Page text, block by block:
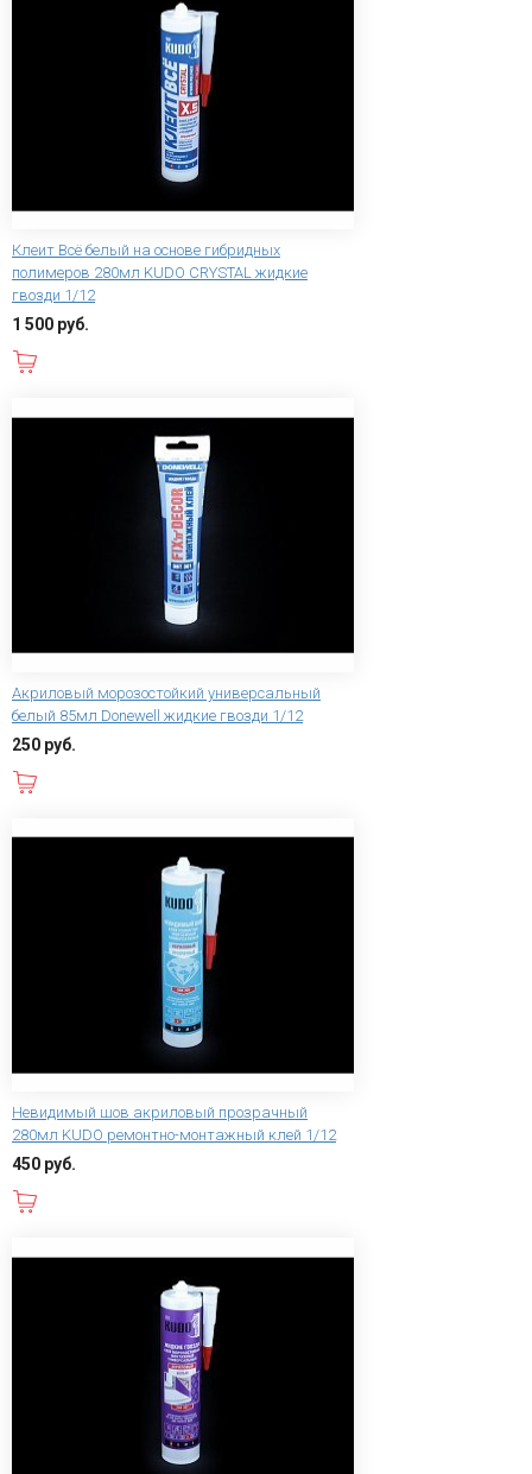
Клеит Всё белый на основе гибридных
полимеров 280мл KUDO CRYSTAL жидкие
гвозди 1/12
1 500 руб.
Акриловый морозостойкий универсальный
белый 85мл Donewell жидкие гвозди 1/12
250 руб.
Невидимый шов акриловый прозрачный
280мл KUDO ремонтно-монтажный клей 1/12
450 руб.